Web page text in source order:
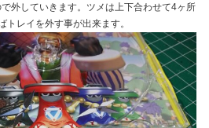
外していきます。ツメは上下合わせて4ヶ所
トレイを外す事が出来ます。